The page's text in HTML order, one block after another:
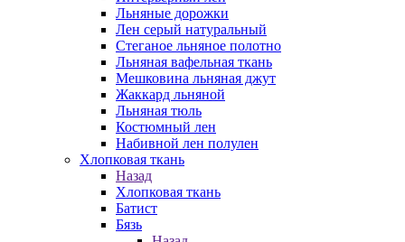
Льняные дорожки
Лен серый натуральный
Стеганое льняное полотно
Льняная вафельная ткань
Мешковина льняная джут
Жаккард льняной
Льняная тюль
Костюмный лен
Набивной лен полулен
Хлопковая ткань
Назад
Хлопковая ткань
Батист
Бязь